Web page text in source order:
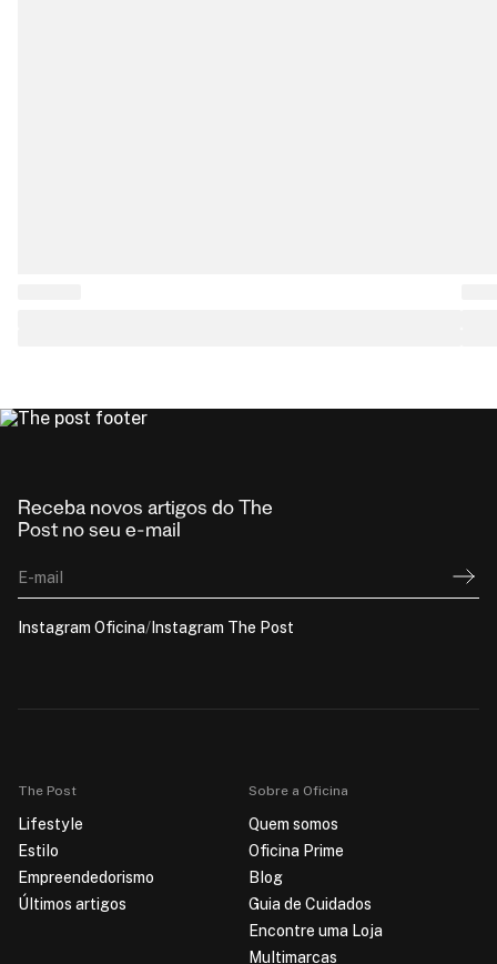
Receba novos artigos do The
Post no seu e-mail
E-mail
Instagram Oficina/ Instagram The Post
The Post
Lifestyle
Estilo
Empreendedorismo
Últimos artigos
Sobre a Oficina
Quem somos
Oficina Prime
Blog
Guia de Cuidados
Encontre uma Loja
Multimarcas